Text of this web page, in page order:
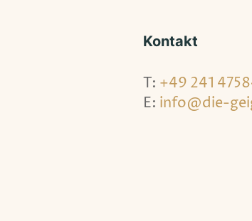
Kontakt
T: +49 241
E: info@die-